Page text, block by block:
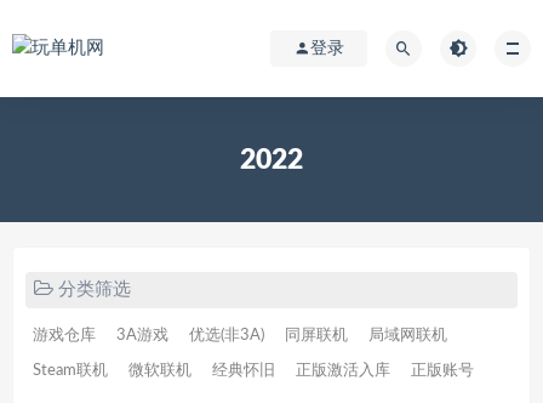
登录
2022
分类筛选
游戏仓库 3A游戏 优选(非3A) 同屏联机 局域网联机
Steam联机 微软联机 经典怀旧 正版激活入库 正版账号